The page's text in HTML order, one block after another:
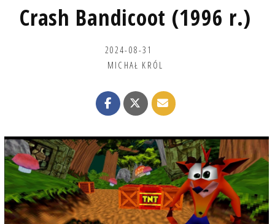
Crash Bandicoot (1996 r.)
2024-08-31
MICHAŁ KRÓL